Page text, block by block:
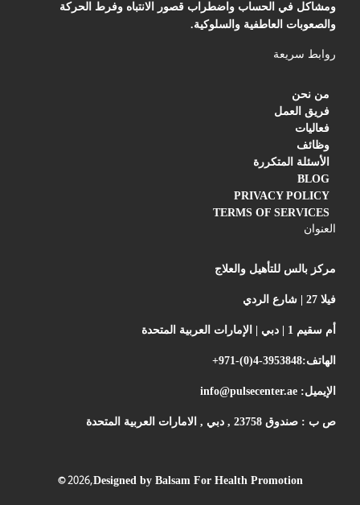
ومشاكل في الحساب واضطراب قصور الانتباه وفرط الحركة
والصعوبات العاطفية والسلوكية.
روابط سريعة
من نحن
فريق العمل
فعاليات
وظائف
الأسئلة المتكررة
BLOG
PRIVACY POLICY
TERMS OF SERVICES
العنوان
مركز بالس للتأهيل والعلاج
فيلا 27 | شارع الردي
أم سقيم 1 | دبي | الإمارات العربية المتحدة
الهاتف:+971-(0)4-3953848
الإيميل: info@pulsecenter.ae
ص ب : صندوق 23758 , دبي , الامارات العربية المتحدة
©2026,Designed by Balsam For Health Promotion